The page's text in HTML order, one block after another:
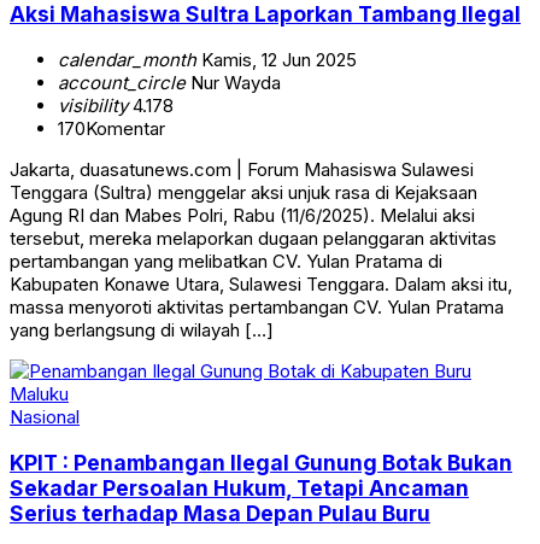
Aksi Mahasiswa Sultra Laporkan Tambang Ilegal
calendar_monthKamis, 12 Jun 2025
account_circleNur Wayda
visibility4.178
170Komentar
Jakarta, duasatunews.com | Forum Mahasiswa Sulawesi
Tenggara (Sultra) menggelar aksi unjuk rasa di Kejaksaan
Agung RI dan Mabes Polri, Rabu (11/6/2025). Melalui aksi
tersebut, mereka melaporkan dugaan pelanggaran aktivitas
pertambangan yang melibatkan CV. Yulan Pratama di
Kabupaten Konawe Utara, Sulawesi Tenggara. Dalam aksi itu,
massa menyoroti aktivitas pertambangan CV. Yulan Pratama
yang berlangsung di wilayah […]
Nasional
KPIT : Penambangan Ilegal Gunung Botak Bukan
Sekadar Persoalan Hukum, Tetapi Ancaman
Serius terhadap Masa Depan Pulau Buru